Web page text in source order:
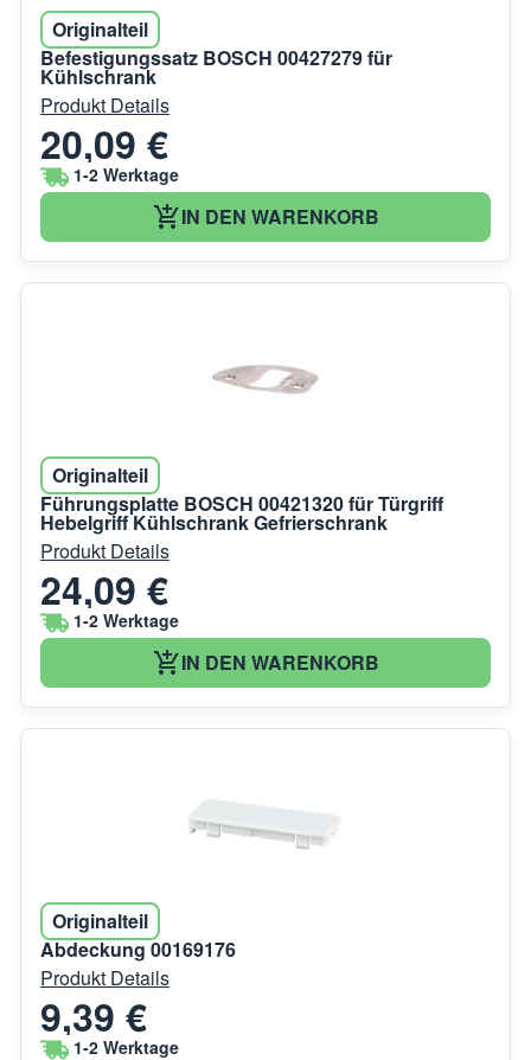
Originalteil
Befestigungssatz BOSCH 00427279 für
Kühlschrank
Produkt Details
20,09 €
1-2 Werktage
IN DEN WARENKORB
Originalteil
Führungsplatte BOSCH 00421320 für Türgriff
Hebelgriff Kühlschrank Gefrierschrank
Produkt Details
24,09 €
1-2 Werktage
IN DEN WARENKORB
Originalteil
Abdeckung 00169176
Produkt Details
9,39 €
1-2 Werktage